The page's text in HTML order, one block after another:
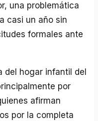
una problemática
casi un año sin
formales ante
del hogar infantil del
por
afirman
por la completa